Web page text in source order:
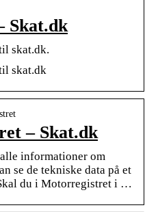
Skat.dk
skat.dk.
skat.dk
– Skat.dk
informationer om
se de tekniske data på et
du i Motorregistret i …